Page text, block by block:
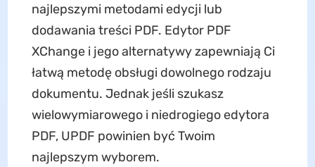
najlepszymi metodami edycji lub
dodawania treści PDF. Edytor PDF
XChange i jego alternatywy zapewniają Ci
łatwą metodę obsługi dowolnego rodzaju
dokumentu. Jednak jeśli szukasz
wielowymiarowego i niedrogiego edytora
PDF, UPDF powinien być Twoim
najlepszym wyborem.